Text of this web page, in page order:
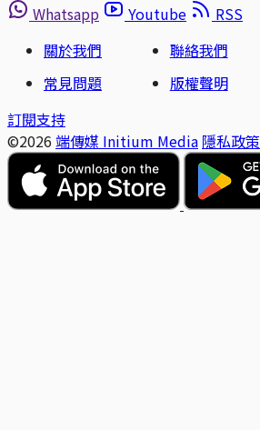
Whatsapp
Youtube
RSS
關於我們
聯絡我們
常見問題
版權聲明
訂閱支持
©2026 端傳媒 Initium Media 隱私政策